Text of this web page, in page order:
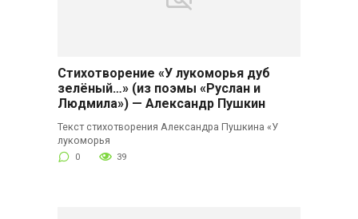
Стихотворение «У лукоморья дуб
зелёный…» (из поэмы «Руслан и
Людмила») — Александр Пушкин
Текст стихотворения Александра Пушкина «У
лукоморья
0 39